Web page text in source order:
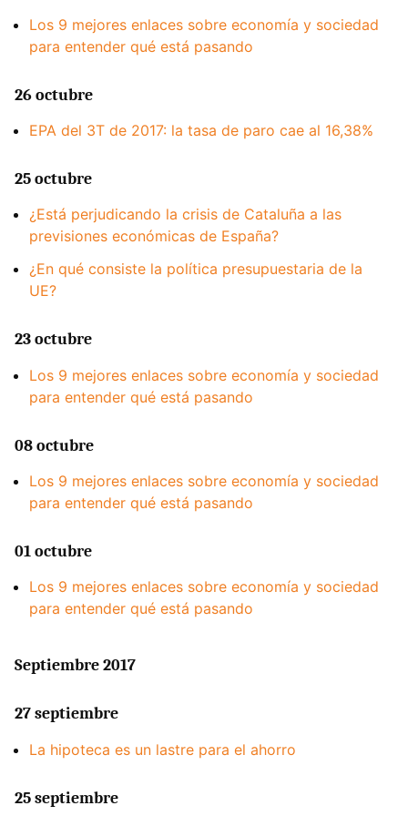
Los 9 mejores enlaces sobre economía y sociedad
para entender qué está pasando
26 octubre
EPA del 3T de 2017: la tasa de paro cae al 16,38%
25 octubre
¿Está perjudicando la crisis de Cataluña a las
previsiones económicas de España?
¿En qué consiste la política presupuestaria de la
UE?
23 octubre
Los 9 mejores enlaces sobre economía y sociedad
para entender qué está pasando
08 octubre
Los 9 mejores enlaces sobre economía y sociedad
para entender qué está pasando
01 octubre
Los 9 mejores enlaces sobre economía y sociedad
para entender qué está pasando
Septiembre 2017
27 septiembre
La hipoteca es un lastre para el ahorro
25 septiembre